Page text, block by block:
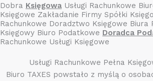
Dobra Księgowa Usługi Rachunkowe
Księgowe Zakładanie Firmy Spółki
Rachunkowe Doradztwo Księgowe Biura
Księgowy Biuro Podatkowe Doradca
Rachunkowe Usługi Księgowe
Usługi Rachunkowe Pełna
Biuro TAXES powstało z myślą o